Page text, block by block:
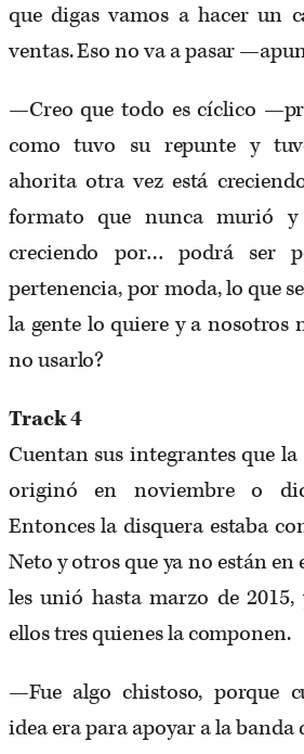
que digas vamos a hacer un
ventas. Eso no va a pasar
—Creo que todo es cíclico
como tuvo su repunte y
ahorita otra vez está
formato que nunca murió
creciendo por… podrá ser
pertenencia, por moda, lo que
la gente lo quiere y a nosotros
no usarlo?
Track 4
Cuentan sus integrantes que la
originó en noviembre o
Entonces la disquera estaba
Neto y otros que ya no están en
les unió hasta marzo de
ellos tres quienes la componen.
—Fue algo chistoso, porque
idea era para apoyar a la